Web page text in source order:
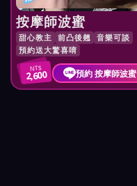
按摩師波蜜
甜心教主 前凸後翹 音樂可談
預約送大驚喜唷
NT$
2,600 預約 按摩師波蜜